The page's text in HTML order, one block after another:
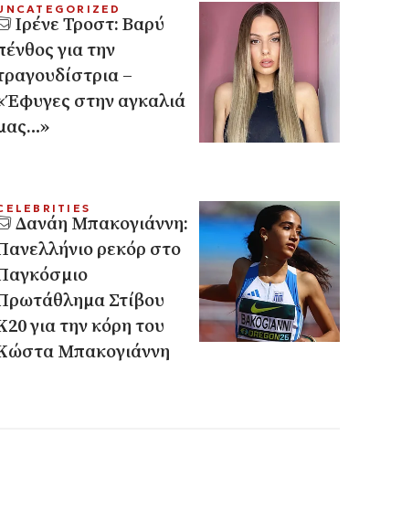
Ιρένε Τροστ: Βαρύ
για την
–
στην αγκαλιά
Δανάη Μπακογιάννη:
ρεκόρ στο
Στίβου
για την κόρη του
Μπακογιάννη